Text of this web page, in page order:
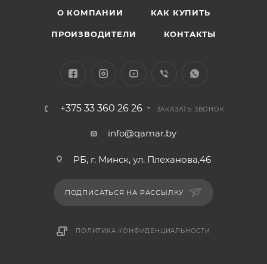
О КОМПАНИИ КАК КУПИТЬ
ПРОИЗВОДИТЕЛИ КОНТАКТЫ
+375 33 360 26 26 ЗАКАЗАТЬ ЗВОНОК
info@qamar.by
РБ, г. Минск, ул. Плеханова,46
ПОДПИСАТЬСЯ НА РАССЫЛКУ
ПОЛИТИКА КОНФИДЕНЦИАЛЬНОСТИ